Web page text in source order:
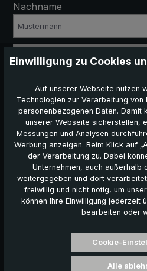
Nachname
Anti-Roboter-Verifizierung
Ja, ich möchte personalisierte
anderen Webseiten erhalten.
Hierzu willige ich ein, dass
werden, um mir 2 - 3 Mal pro
Rabattaktionen per E-mail zu
ich ein, dass meine E-mail-
mir personalisierte Werbung auf
anzuzeigen. Hierzu werden
Google übermittelt und mit
Diese Einwilligung kann ich
dieser Seite oder am Ende einer
Einwilligung zu Cookies
Auf unserer Webseite nutzen
Technologien zur Verarbeitung von
personenbezogenen Daten. Damit
unserer Webseite sicherstellen,
Messungen und Analysen
Werbung anzeigen. Beim Klick auf
der Verarbeitung zu. Dabei
Unternehmen, auch außerhalb
weitergegeben und dort
freiwillig und nicht nötig, um
können Ihre Einwilligung jederzeit
bearbeiten oder
Cookie-
Alle